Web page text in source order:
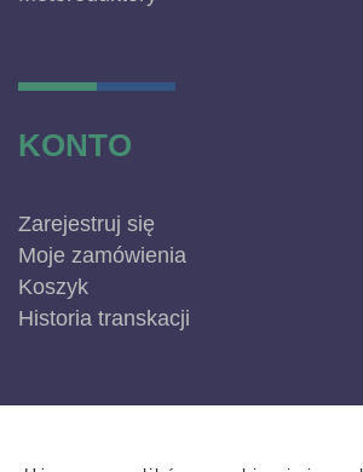
KONTO
Zarejestruj się
Moje zamówienia
Koszyk
Historia transkacji